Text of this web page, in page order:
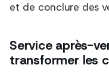
et de conclure des
Service après-
transformer les